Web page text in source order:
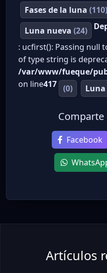
Fases de la luna (110)
Luna nueva (24)
: ucfirst(): Passing null
of type string is
/var/www/fueque/
on line417 (0)
Facebook
Artículos